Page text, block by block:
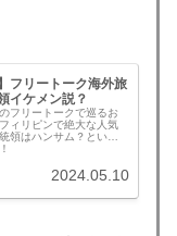
フリートーク海外旅
イケメン説？
フリートークで巡るお
ィリピンで絶大な人気
領はハンサム？という
2024.05.10